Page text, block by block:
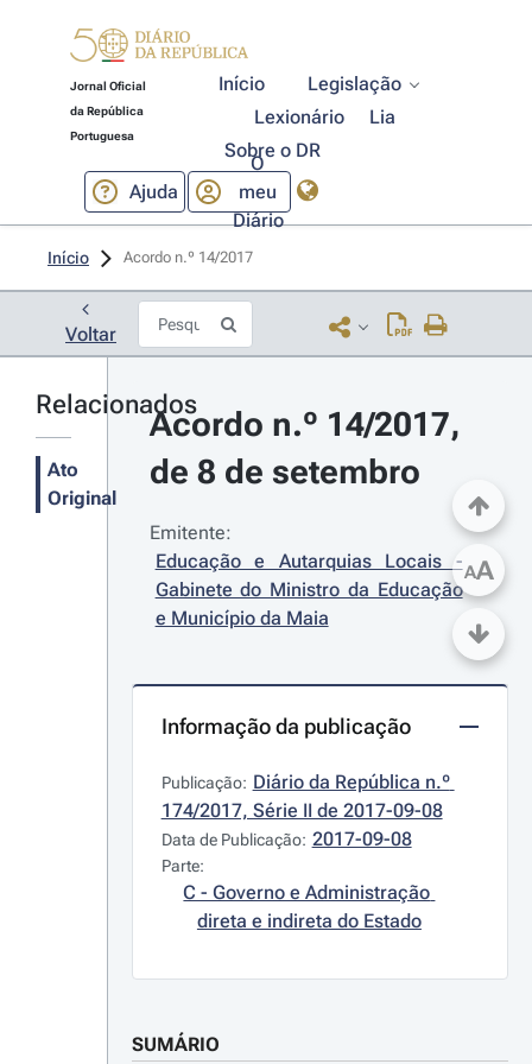
Jornal Oficial
da República
Portuguesa
Início
Legislação
Lexionário
Lia
Sobre o DR
Ajuda
O
meu
Diário
Início Acordo n.º 14/2017
Voltar
Relacionados
Ato
Original
Acordo n.º 14/2017,
de 8 de setembro
Emitente:
Educação e Autarquias Locais -
Gabinete do Ministro da Educação
e Município da Maia
Informação da publicação
Publicação: Diário da República n.º
174/2017, Série II de 2017-09-08
Data de Publicação: 2017-09-08
Parte:
C - Governo e Administração
direta e indireta do Estado
SUMÁRIO
AA